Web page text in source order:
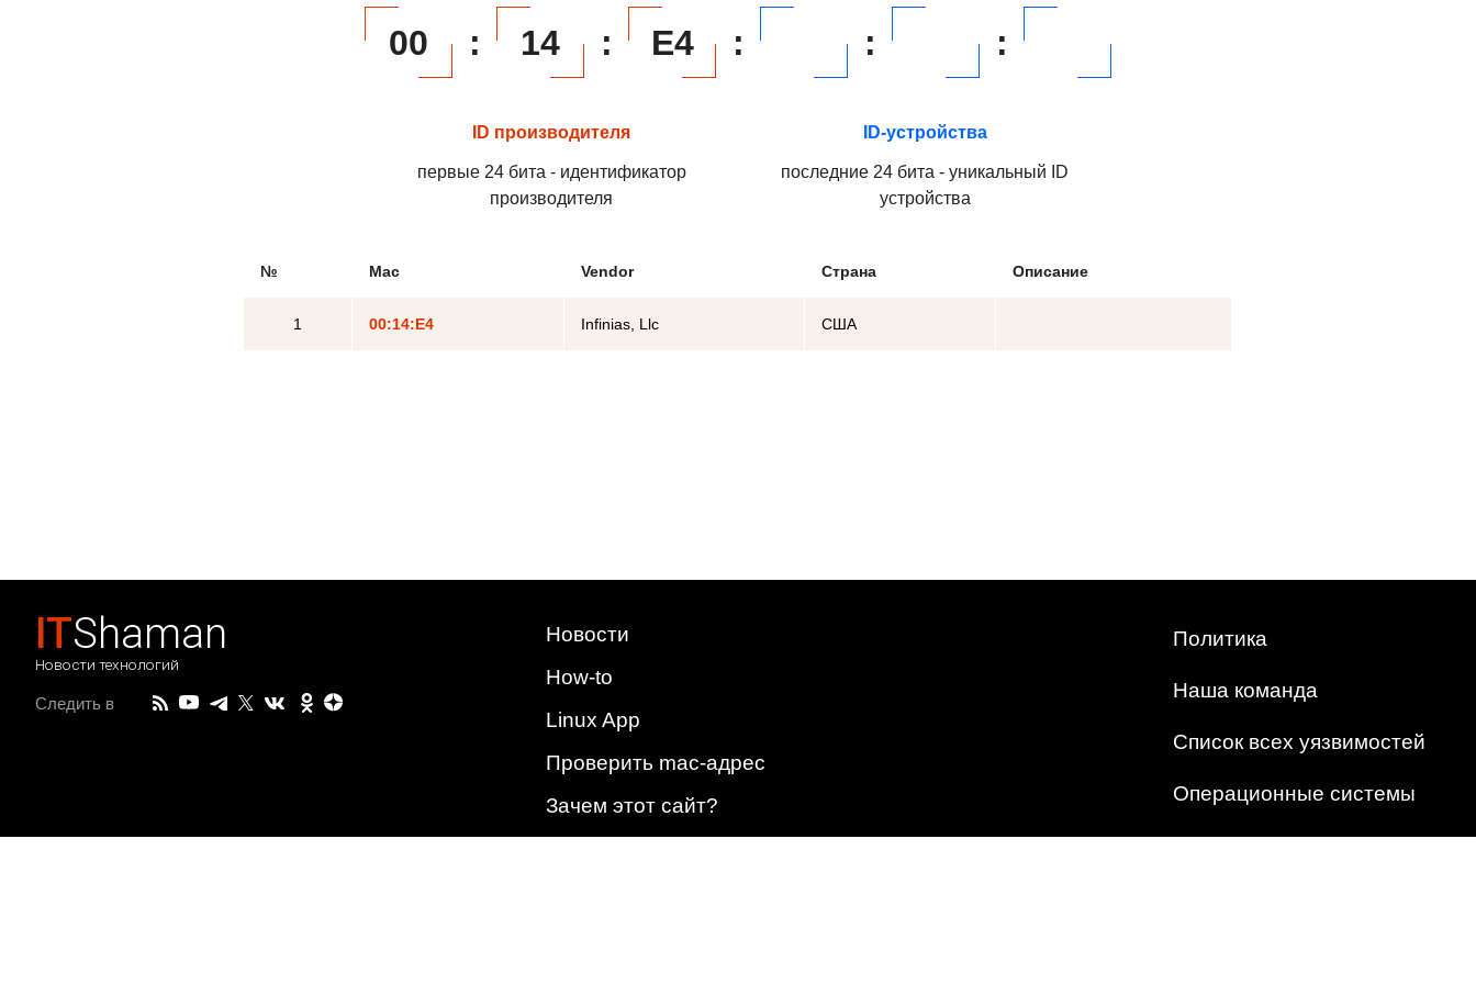
00 : 14 : E4 : : :
ID производителя
первые 24 бита - идентификатор
производителя
ID-устройства
последние 24 бита - уникальный ID
устройства
№ Mac Vendor Страна Описание
1 00:14:E4 Infinias, Llc США
ITShaman
Новости технологий
Следить в
Новости
How-to
Linux App
Проверить mac-адрес
Зачем этот сайт?
Политика
Наша команда
Список всех уязвимостей
Операционные системы